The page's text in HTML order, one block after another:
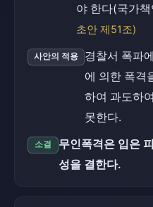
야 한다(국가
초안 제51조)
사안의 적용
경찰서 폭파
에 의한 폭격
하여 과도하
못한다.
소결
무인폭격은 입은
성을 결한다.